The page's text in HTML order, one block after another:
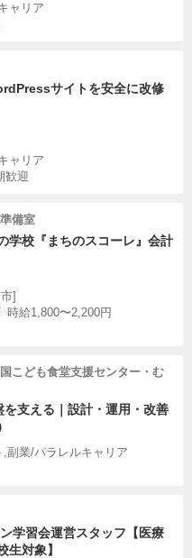
ャリア
サイトを安全に改修
ャリア
歓迎
備室
学校『まちのスコーレ』会計
]
時給1,800〜2,200円
こども食堂支援センター・む
支える｜設計・運用・改善
副業/パラレルキャリア
学習会運営スタッフ【医療
生対象】